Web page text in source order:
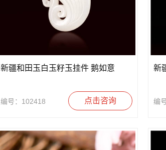
新疆和田玉白玉籽玉挂件 鹅如意
编号：102418 点击咨询
新
编